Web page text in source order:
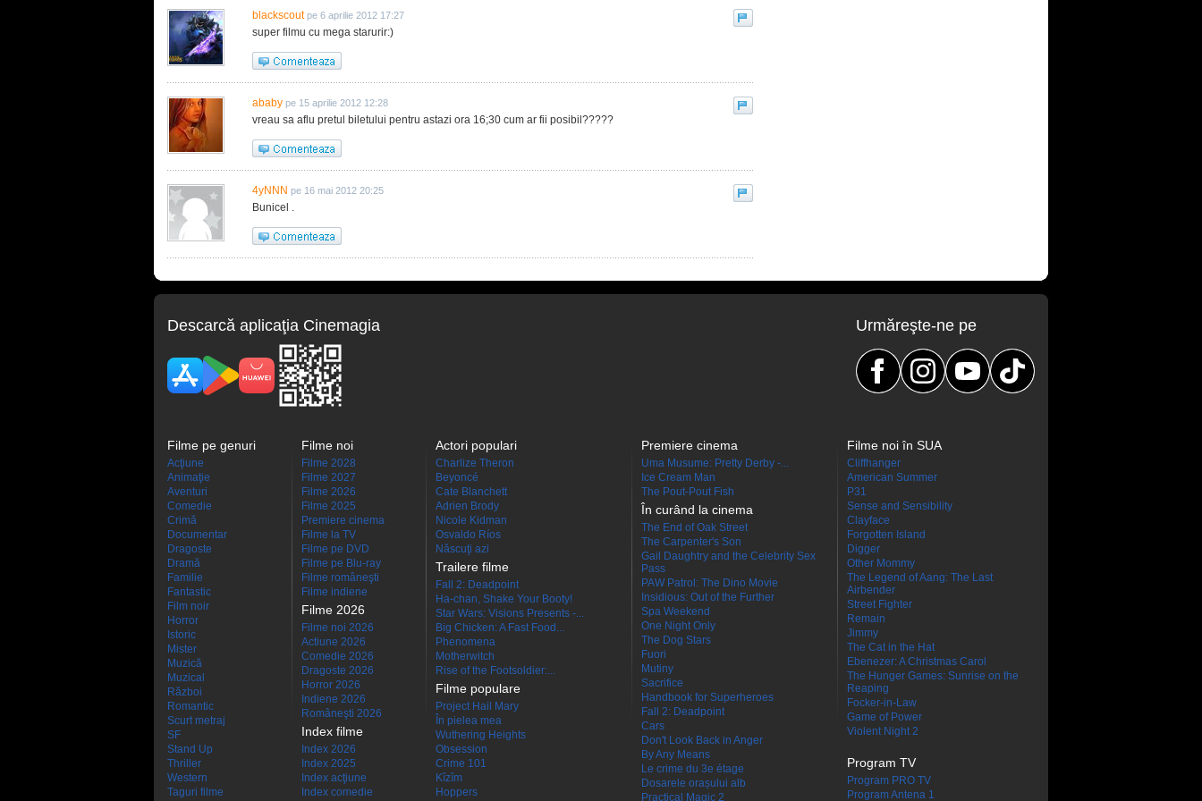
blackscout pe 6 aprilie 2012 17:27
super filmu cu mega starurir:)
ababy pe 15 aprilie 2012 12:28
vreau sa aflu pretul biletului pentru astazi ora 16;30 cum ar fii posibil?????
4yNNN pe 16 mai 2012 20:25
Bunicel .
Descarcă aplicaţia Cinemagia Urmăreşte-ne pe
Filme pe genuri
Acţiune
Animaţie
Aventuri
Comedie
Crimă
Documentar
Dragoste
Dramă
Familie
Fantastic
Film noir
Horror
Istoric
Mister
Muzică
Muzical
Război
Romantic
Scurt metraj
SF
Stand Up
Thriller
Western
Taguri filme
Filme noi
Filme 2028
Filme 2027
Filme 2026
Filme 2025
Premiere cinema
Filme la TV
Filme pe DVD
Filme pe Blu-ray
Filme româneşti
Filme indiene
Filme 2026
Filme noi 2026
Actiune 2026
Comedie 2026
Dragoste 2026
Horror 2026
Indiene 2026
Româneşti 2026
Index filme
Index 2026
Index 2025
Index acţiune
Index comedie
Actori populari
Charlize Theron
Beyoncé
Cate Blanchett
Adrien Brody
Nicole Kidman
Osvaldo Ríos
Născuţi azi
Trailere filme
Fall 2: Deadpoint
Ha-chan, Shake Your Booty!
Star Wars: Visions Presents -...
Big Chicken: A Fast Food...
Phenomena
Motherwitch
Rise of the Footsoldier:...
Filme populare
Project Hail Mary
În pielea mea
Wuthering Heights
Obsession
Crime 101
Kîzîm
Hoppers
Premiere cinema
Uma Musume: Pretty Derby -...
Ice Cream Man
The Pout-Pout Fish
În curând la cinema
The End of Oak Street
The Carpenter's Son
Gail Daughtry and the Celebrity Sex
Pass
PAW Patrol: The Dino Movie
Insidious: Out of the Further
Spa Weekend
One Night Only
The Dog Stars
Fuori
Mutiny
Sacrifice
Handbook for Superheroes
Fall 2: Deadpoint
Cars
Don't Look Back in Anger
By Any Means
Le crime du 3e étage
Dosarele orașului alb
Practical Magic 2
Filme noi în SUA
Cliffhanger
American Summer
P31
Sense and Sensibility
Clayface
Forgotten Island
Digger
Other Mommy
The Legend of Aang: The Last
Airbender
Street Fighter
Remain
Jimmy
The Cat in the Hat
Ebenezer: A Christmas Carol
The Hunger Games: Sunrise on the
Reaping
Focker-in-Law
Game of Power
Violent Night 2
Program TV
Program PRO TV
Program Antena 1